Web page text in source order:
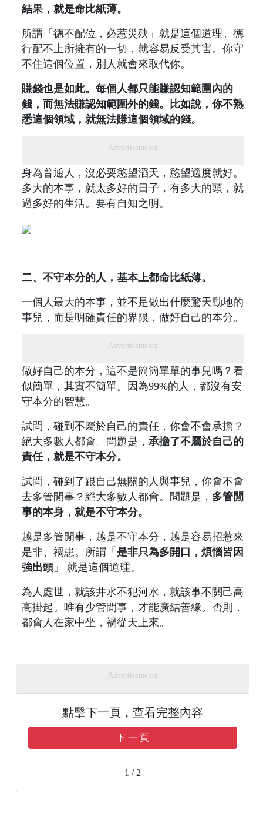
結果，就是命比紙薄。
所謂「德不配位，必惹災殃」就是這個道理。德
行配不上所擁有的一切，就容易反受其害。你守
不住這個位置，別人就會來取代你。
賺錢也是如此。每個人都只能賺認知範圍內的
錢，而無法賺認知範圍外的錢。比如說，你不熟
悉這個領域，就無法賺這個領域的錢。
Advertisements
身為普通人，沒必要慾望滔天，慾望適度就好。
多大的本事，就太多好的日子，有多大的頭，就
過多好的生活。要有自知之明。
二、不守本分的人，基本上都命比紙薄。
一個人最大的本事，並不是做出什麼驚天動地的
事兒，而是明確責任的界限，做好自己的本分。
Advertisements
做好自己的本分，這不是簡簡單單的事兒嗎？看
似簡單，其實不簡單。因為99%的人，都沒有安
守本分的智慧。
試問，碰到不屬於自己的責任，你會不會承擔？
絕大多數人都會。問題是， 承擔了不屬於自己的
責任，就是不守本分。
試問，碰到了跟自己無關的人與事兒，你會不會
去多管閒事？絕大多數人都會。問題是， 多管閒
事的本身，就是不守本分。
越是多管閒事，越是不守本分，越是容易招惹來
是非、禍患。所謂 「是非只為多開口，煩惱皆因
強出頭」
就是這個道理。
為人處世，就該井水不犯河水，就該事不關己高
高掛起。唯有少管閒事，才能廣結善緣。否則，
都會人在家中坐，禍從天上來。
Advertisements
點擊下一頁，查看完整內容
下 一 頁
1 / 2